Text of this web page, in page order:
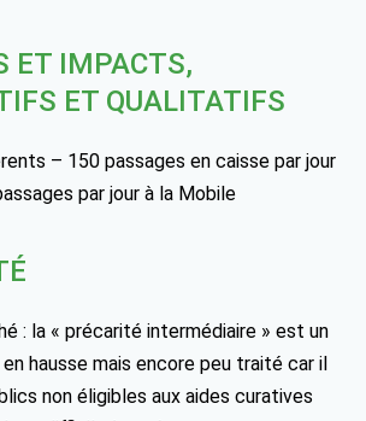
ET IMPACTS,
ET QUALITATIFS
– 150 passages en caisse par jour
par jour à la Mobile
: la « précarité intermédiaire » est un
hausse mais encore peu traité car il
non éligibles aux aides curatives